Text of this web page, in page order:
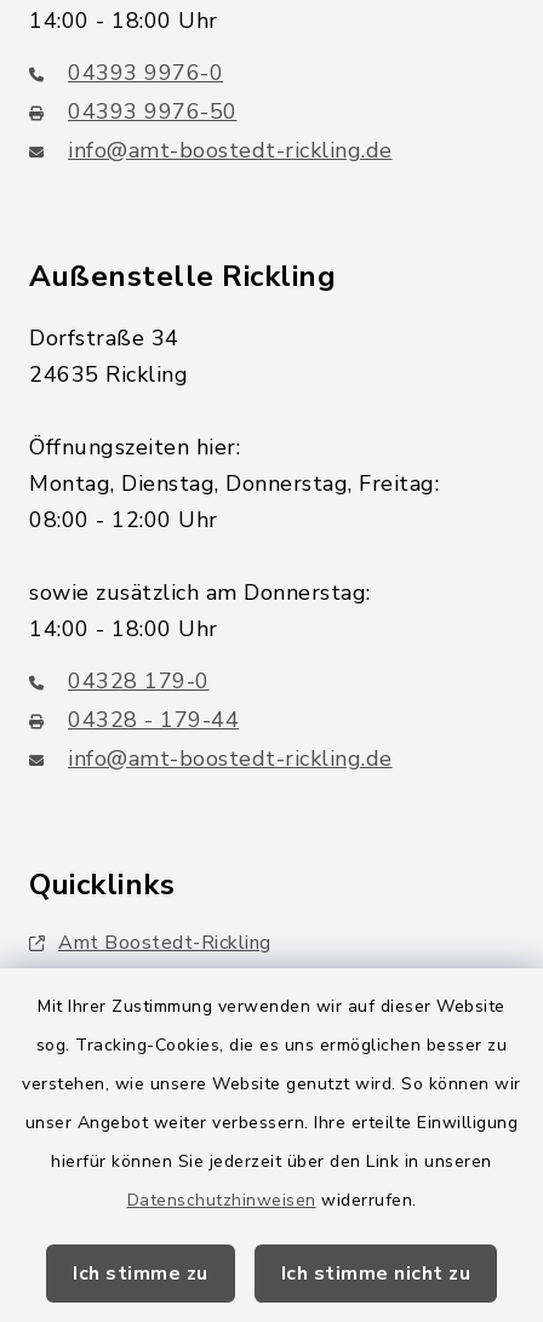
Mit Ihrer Zustimmung verwenden wir auf dieser Website
sog. Tracking-Cookies, die es uns ermöglichen besser zu
verstehen, wie unsere Website genutzt wird. So können wir
unser Angebot weiter verbessern. Ihre erteilte Einwilligung
hierfür können Sie jederzeit über den Link in unseren
Datenschutzhinweisen widerrufen.
Ich stimme zu Ich stimme nicht zu
14:00 - 18:00 Uhr
04393 9976-0
04393 9976-50
info@amt-boostedt-rickling.de
Außenstelle Rickling
Dorfstraße 34
24635 Rickling
Öffnungszeiten hier:
Montag, Dienstag, Donnerstag, Freitag:
08:00 - 12:00 Uhr
sowie zusätzlich am Donnerstag:
14:00 - 18:00 Uhr
04328 179-0
04328 - 179-44
info@amt-boostedt-rickling.de
Quicklinks
Amt Boostedt-Rickling
Amtsbroschüre
Kreis Segeberg
Kontakt